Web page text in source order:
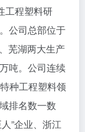
工程塑料研
。公司总部位于
芜湖两大生产
吨。公司连续
种工程塑料领
排名数一数
”企业、浙江